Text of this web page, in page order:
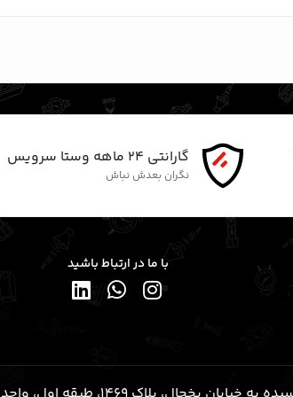
گارانتی ۲۴ ماهه وستا سرویس
نگران بعدش نباش
با ما در ارتباط باشید